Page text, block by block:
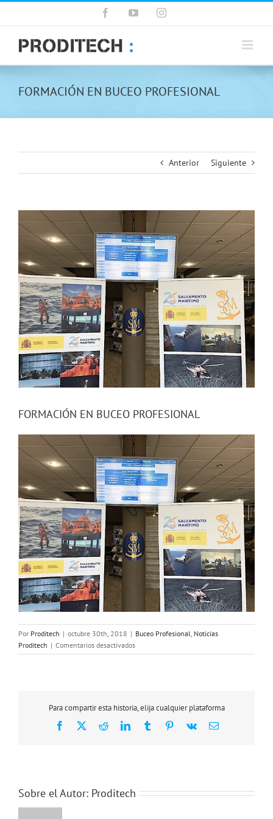
FacebookYouTubeInstagram
FORMACIÓN EN BUCEO PROFESIONAL
Anterior Siguiente
imagen
más
FORMACIÓN EN BUCEO PROFESIONAL
Por Proditech | octubre 30th, 2018 | Buceo Profesional Noticias
Proditech | Comentarios desactivadosen
FORMACIÓN
Para compartir esta historia, elija cualquier plataforma
Facebook
X RedditLinkedInTumblrPinterest
Vk
Correo
Sobre el Autor: Proditech